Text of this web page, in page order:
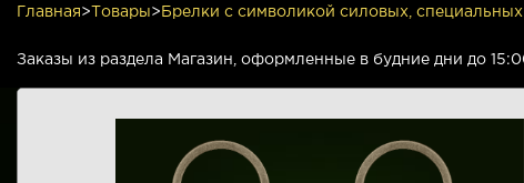
Главная> Товары> Брелки с символикой силовых,
Заказы из раздела Магазин, оформленные в будние дни до